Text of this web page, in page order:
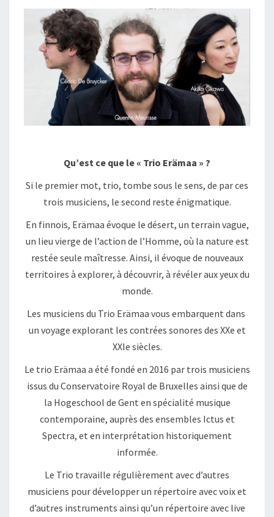
Qu’est ce que le « Trio Erämaa » ?
Si le premier mot, trio, tombe sous le sens, de par ces
trois musiciens, le second reste énigmatique.
En finnois, Erämaa évoque le désert, un terrain vague,
un lieu vierge de l’action de l’Homme, où la nature est
restée seule maîtresse. Ainsi, il évoque de nouveaux
territoires à explorer, à découvrir, à révéler aux yeux du
monde.
Les musiciens du Trio Erämaa vous embarquent dans
un voyage explorant les contrées sonores des XXe et
XXIe siècles.
Le trio Erämaa a été fondé en 2016 par trois musiciens
issus du Conservatoire Royal de Bruxelles ainsi que de
la Hogeschool de Gent en spécialité musique
contemporaine, auprès des ensembles Ictus et
Spectra, et en interprétation historiquement
informée.
Le Trio travaille régulièrement avec d’autres
musiciens pour développer un répertoire avec voix et
d’autres instruments ainsi qu’un répertoire avec live